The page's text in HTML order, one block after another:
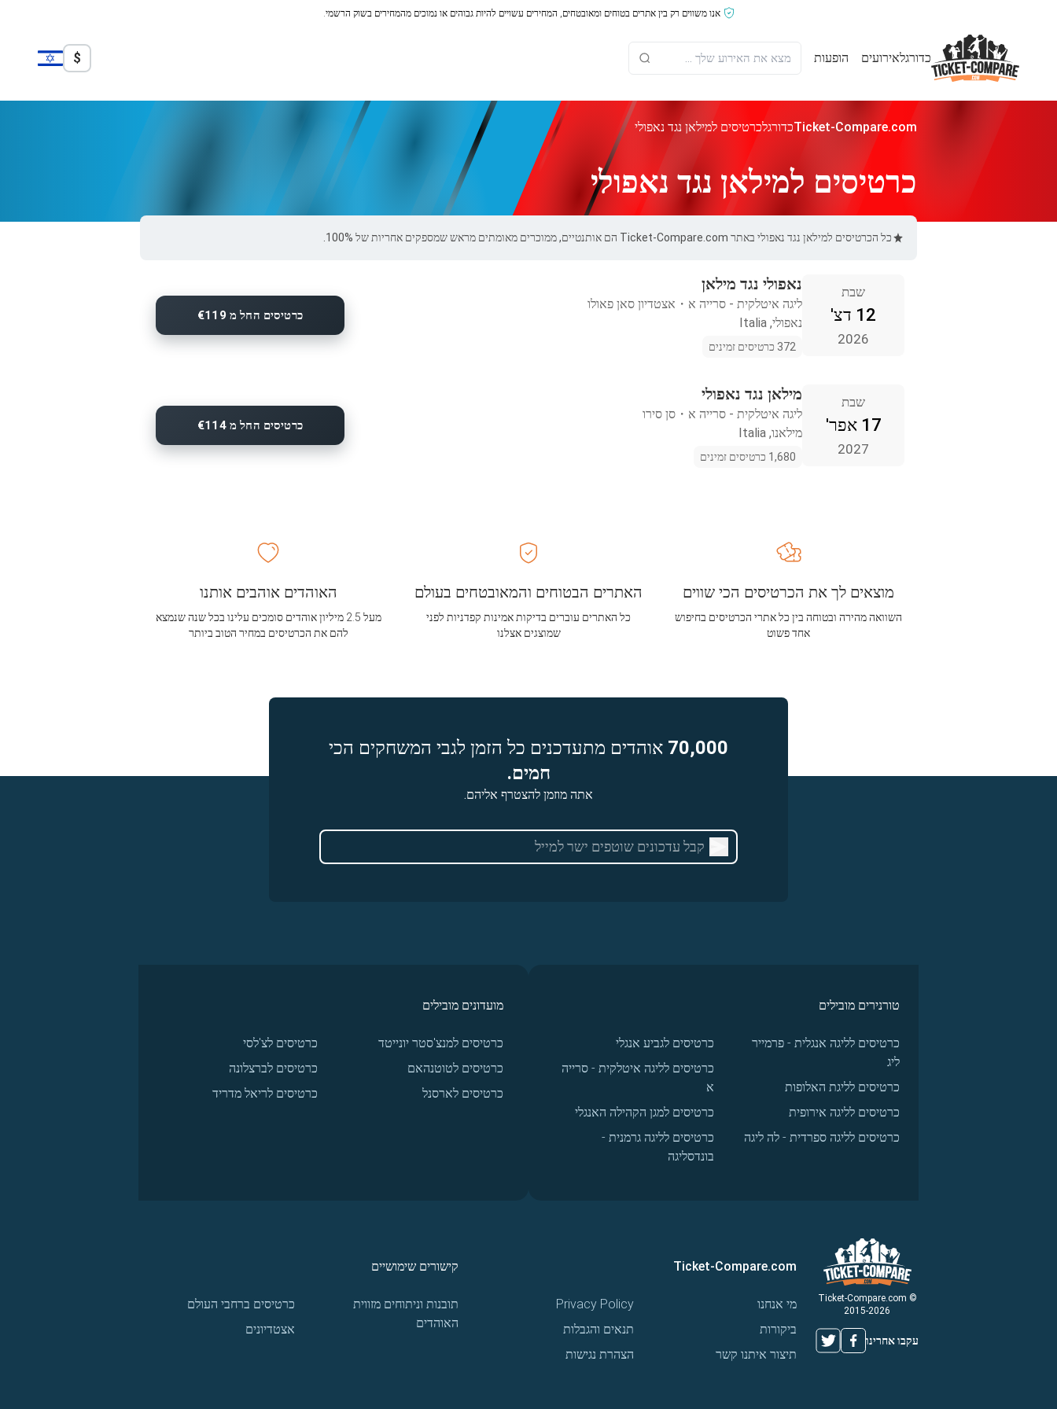
אנו משווים רק בין אתרים בטוחים ומאובטחים, המחירים עשויים להיות גבוהים או נמוכים מהמחירים בשוק הרשמי.
כדורגלאירועים הופעות $
Ticket-Compare.comכדורגלכרטיסים למילאן נגד נאפולי
כרטיסים למילאן נגד נאפולי
כל הכרטיסים למילאן נגד נאפולי באתר Ticket-Compare.com הם אותנטיים, ממוכרים מאומתים מראש שמספקים אחריות של 100%.
שבת
12 דצ'
2026
נאפולי נגד מילאן
ליגה איטלקית - סרייה א ・ אצטדיון סאן פאולו
נאפולי, Italia
372 כרטיסים זמינים
כרטיסים החל מ €119
שבת
17 אפר'
2027
מילאן נגד נאפולי
ליגה איטלקית - סרייה א ・ סן סירו
מילאנו, Italia
1,680 כרטיסים זמינים
כרטיסים החל מ €114
האתרים הבטוחים והמאובטחים בעולם
כל האתרים עוברים בדיקות אמינות קפדניות לפני
שמוצגים אצלנו
מוצאים לך את הכרטיסים הכי שווים
השוואה מהירה ובטוחה בין כל אתרי הכרטיסים בחיפוש
אחד פשוט
האוהדים אוהבים אותנו
מעל 2.5 מיליון אוהדים סומכים עלינו בכל שנה שנמצא
להם את הכרטיסים במחיר הטוב ביותר
70,000 אוהדים מתעדכנים כל הזמן לגבי המשחקים הכי
חמים.
אתה מוזמן להצטרף אליהם.
טורנירים מובילים
כרטיסים לליגה אנגלית - פרמייר
ליג
כרטיסים לליגת האלופות
כרטיסים לליגה אירופית
כרטיסים לליגה ספרדית - לה ליגה
כרטיסים לגביע אנגלי
כרטיסים לליגה איטלקית - סרייה
א
כרטיסים למגן הקהילה האנגלי
כרטיסים לליגה גרמנית -
בונדסליגה
מועדונים מובילים
כרטיסים למנצ'סטר יונייטד
כרטיסים לטוטנהאם
כרטיסים לארסנל
כרטיסים לצ'לסי
כרטיסים לברצלונה
כרטיסים לריאל מדריד
© Ticket-Compare.com
2015-2026
עקבו אחרינו
Ticket-Compare.com
מי אנחנו
ביקורות
תיצור איתנו קשר
Privacy Policy
תנאים והגבלות
הצהרת נגישות
קישורים שימושיים
תובנות וניתוחים מזווית
האוהדים
כרטיסים ברחבי העולם
אצטדיונים